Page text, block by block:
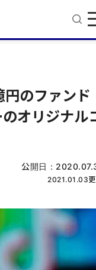
のファンド
オリジナル
公開日：
2021.01.03